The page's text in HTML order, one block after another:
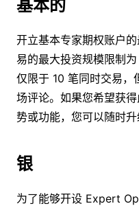
基本的
开立基本专家期权账户
易的最大投资规模限制
仅限于 10 笔同时交易，
场评论。如果您希望获
势或功能，您可以随时升
银
为了能够开设 Expert